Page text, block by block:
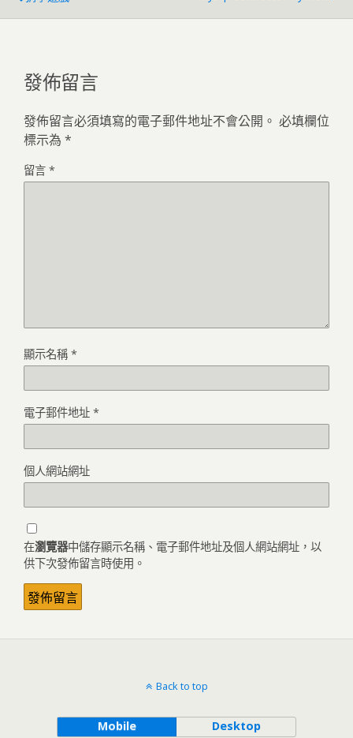
發佈留言
發佈留言必須填寫的電子郵件地址不會公開。 必填欄位
標示為 *
留言 *
顯示名稱 *
電子郵件地址 *
個人網站網址
在瀏覽器中儲存顯示名稱、電子郵件地址及個人網站網址，以
供下次發佈留言時使用。
Back to top
Mobile Desktop